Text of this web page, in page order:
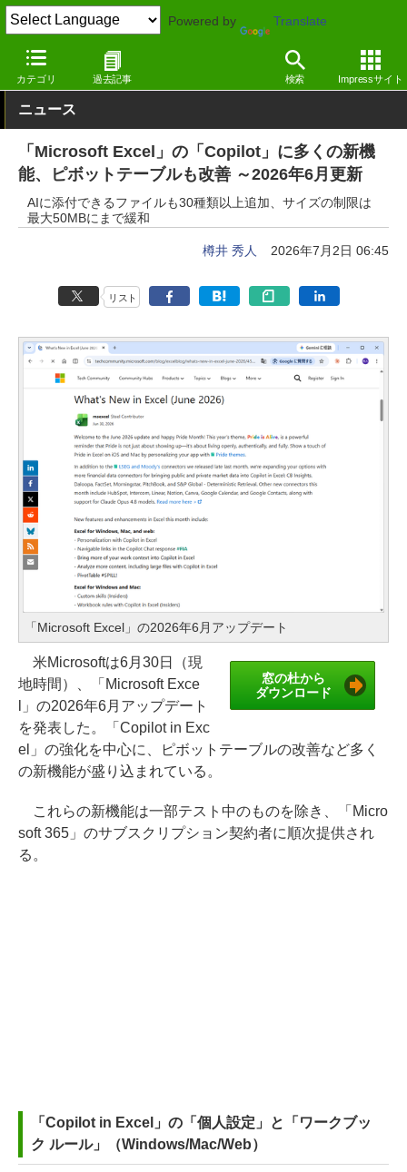
Powered by Translate
カテゴリ 過去記事 検索 Impressサイト
窓の杜 生成AI Copilot
ニュース
「Microsoft Excel」の「Copilot」に多くの新機
能、ピボットテーブルも改善 ～2026年6月更新
AIに添付できるファイルも30種類以上追加、サイズの制限は
最大50MBにまで緩和
樽井 秀人 2026年7月2日 06:45
リスト
「Microsoft Excel」の2026年6月アップデート
窓の杜から
ダウンロード
米Microsoftは6月30日（現
地時間）、「Microsoft Exce
l」の2026年6月アップデート
を発表した。「Copilot in Exc
el」の強化を中心に、ピボットテーブルの改善など多く
の新機能が盛り込まれている。
これらの新機能は一部テスト中のものを除き、「Micro
soft 365」のサブスクリプション契約者に順次提供され
る。
「Copilot in Excel」の「個人設定」と「ワークブッ
ク ルール」（Windows/Mac/Web）